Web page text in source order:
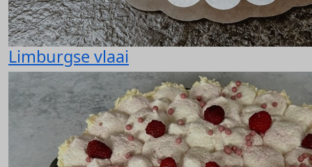
Limburgse vlaai